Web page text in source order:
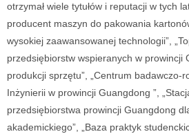
otrzymał wiele tytułów i reputacji w tych
producent maszyn do pakowania
wysokiej zaawansowanej technologii”,
przedsiębiorstw wspieranych w prowincji
produkcji sprzętu”, „Centrum badawczo-
Inżynierii w prowincji Guangdong ”,
przedsiębiorstwa prowincji Guangdong
akademickiego”, „Baza praktyk